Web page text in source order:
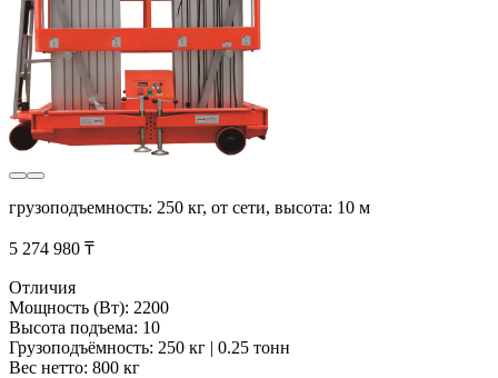
грузоподъемность: 250 кг, от сети, высота: 10 м
5 274 980 ₸
Отличия
Мощность (Вт): 2200
Высота подъема: 10
Грузоподъёмность: 250 кг | 0.25 тонн
Вес нетто: 800 кг